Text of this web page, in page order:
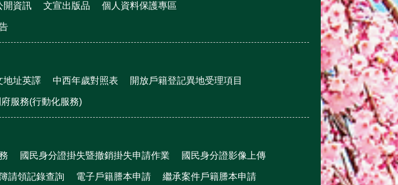
開資訊 文宣出版品 個人資料保護專區
地址英譯 中西年歲對照表 開放戶籍登記異地受理項目
服務(行動化服務)
國民身分證掛失暨撤銷掛失申請作業 國民身分證影像上傳
請領記錄查詢 電子戶籍謄本申請 繼承案件戶籍謄本申請